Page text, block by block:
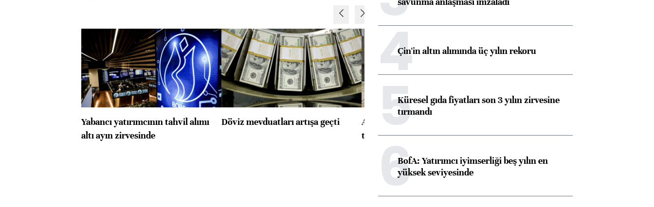
Yabancı yatırımcının tahvil alımı
altı ayın zirvesinde
Döviz mevduatları artışa geçti
ABD'de konut başlangıçları
toparlandı
konusunda Unicredit ile
4Çin'in altın alımında üç yılın rekoru
5Küresel gıda fiyatları son 3 yılın zirvesine
tırmandı
6BofA: Yatırımcı iyimserliği beş yılın en
yüksek seviyesinde